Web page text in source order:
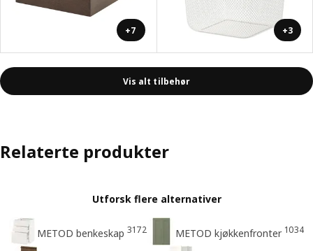
+7 +3
Vis alt tilbehør
Relaterte produkter
Utforsk flere alternativer
METOD benkeskap 3172 METOD kjøkkenfronter 1034